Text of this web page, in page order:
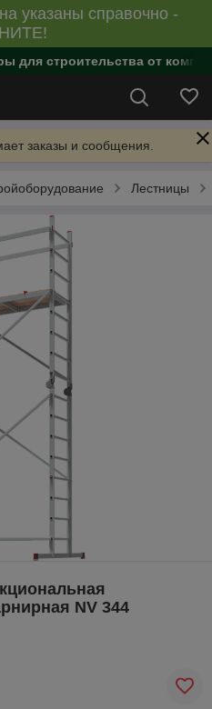
указаны справочно -
для строительства от
заказы и сообщения.
Лестницы
NV 344